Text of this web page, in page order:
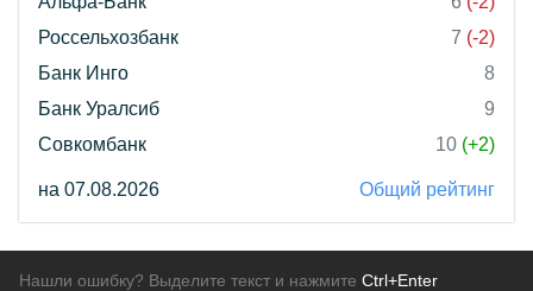
Россельхозбанк
7 (-2)
Банк Инго
8
Банк Уралсиб
9
Совкомбанк
10 (+2)
на 07.08.2026 Общий рейтинг
Нашли ошибку? Выделите текст и нажмите Ctrl+Enter